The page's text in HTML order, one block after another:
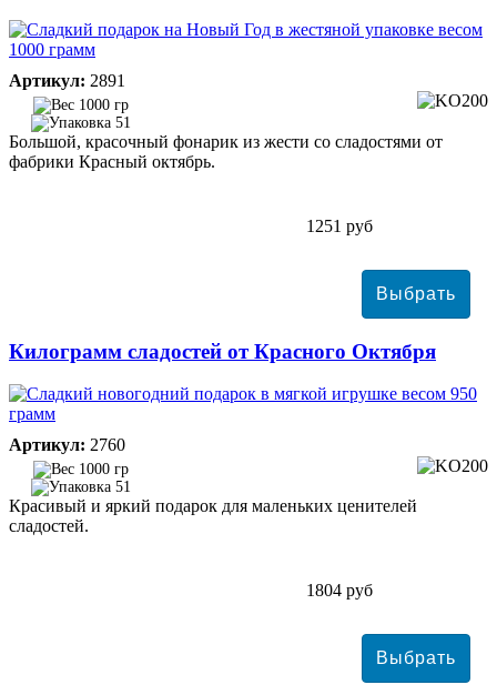
Артикул: 2891
1000 гр
51
Большой, красочный фонарик из жести со сладостями от
фабрики Красный октябрь.
1251 руб
Килограмм сладостей от Красного Октября
Артикул: 2760
1000 гр
51
Красивый и яркий подарок для маленьких ценителей
сладостей.
1804 руб